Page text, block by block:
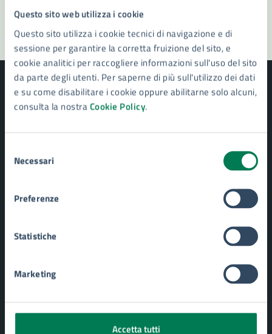
Questo sito web utilizza i cookie
Questo sito utilizza i cookie tecnici di navigazione e di
sessione per garantire la corretta fruizione del sito, e
cookie analitici per raccogliere informazioni sull'uso del sito
da parte degli utenti. Per saperne di più sull'utilizzo dei dati
e su come disabilitare i cookie oppure abilitarne solo alcuni,
consulta la nostraCookie Policy.
delNecessari
Preferenze
Statistiche
Marketing
Accetta tutti
Segnala disservizio
Uffici
Politici
Documenti e Dati
CATEGORIE DI SERVIZIO